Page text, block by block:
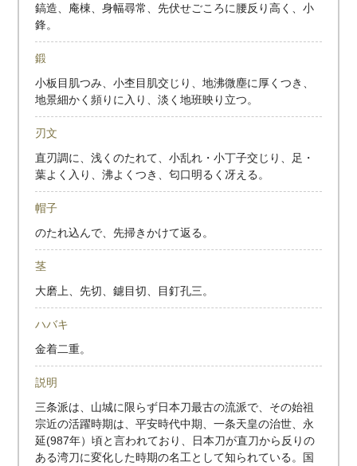
鎬造、庵棟、身幅尋常、先伏せごころに腰反り高く、小
鋒。
鍛
小板目肌つみ、小杢目肌交じり、地沸微塵に厚くつき、
地景細かく頻りに入り、淡く地班映り立つ。
刃文
直刃調に、浅くのたれて、小乱れ・小丁子交じり、足・
葉よく入り、沸よくつき、匂口明るく冴える。
帽子
のたれ込んで、先掃きかけて返る。
茎
大磨上、先切、鑢目切、目釘孔三。
ハバキ
金着二重。
説明
三条派は、山城に限らず日本刀最古の流派で、その始祖
宗近の活躍時期は、平安時代中期、一条天皇の治世、永
延(987年）頃と言われており、日本刀が直刀から反りの
ある湾刀に変化した時期の名工として知られている。国